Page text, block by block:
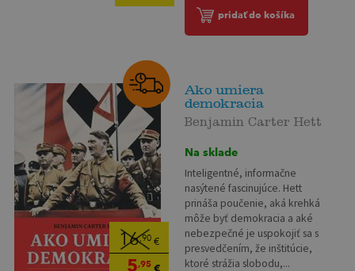
pridať do košíka
16,90 €
5,95 €
Ako umiera
demokracia
Benjamin Carter Hett
Na sklade
Inteligentné, informačne
nasýtené fascinujúce. Hett
prináša poučenie, aká krehká
môže byť demokracia a aké
nebezpečné je uspokojiť sa s
presvedčením, že inštitúcie,
ktoré strážia slobodu,...